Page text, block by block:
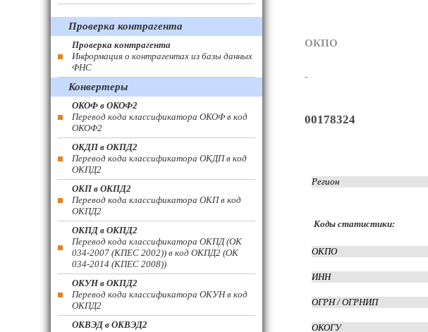
ОКПО
-
00178324
Регион
Коды статистики:
ОКПО
ИНН
ОГРН / ОГРНИП
ОКОГУ
Проверка контрагента
Проверка контрагента
Информация о контрагентах из базы данных
ФНС
Конвертеры
ОКОФ в ОКОФ2
Перевод кода классификатора ОКОФ в код
ОКОФ2
ОКДП в ОКПД2
Перевод кода классификатора ОКДП в код
ОКПД2
ОКП в ОКПД2
Перевод кода классификатора ОКП в код
ОКПД2
ОКПД в ОКПД2
Перевод кода классификатора ОКПД (ОК
034-2007 (КПЕС 2002)) в код ОКПД2 (ОК
034-2014 (КПЕС 2008))
ОКУН в ОКПД2
Перевод кода классификатора ОКУН в код
ОКПД2
ОКВЭД в ОКВЭД2